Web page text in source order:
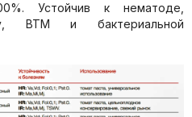
Устойчив к нематоде,
ВТМ и бактериальной